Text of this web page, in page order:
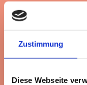
Zustimmung
Diese Webseite
die Beweglichkeit
Ergotherapie:Ziel der
Selbstständigkeit im
Techniken und